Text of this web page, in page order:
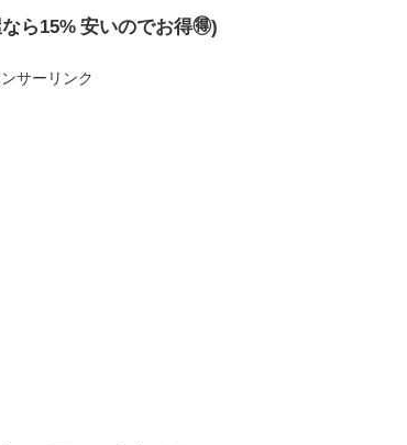
15% 安いのでお得🉐)
サーリンク